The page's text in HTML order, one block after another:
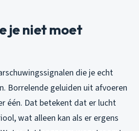
je niet moet
die je echt
Borrelende geluiden uit afvoeren
één. Dat betekent dat er lucht
wat alleen kan als er ergens